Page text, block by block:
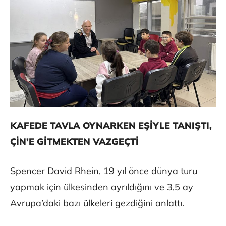
KAFEDE TAVLA OYNARKEN EŞİYLE TANIŞTI,
ÇİN’E GİTMEKTEN VAZGEÇTİ
Spencer David Rhein, 19 yıl önce dünya turu
yapmak için ülkesinden ayrıldığını ve 3,5 ay
Avrupa’daki bazı ülkeleri gezdiğini anlattı.